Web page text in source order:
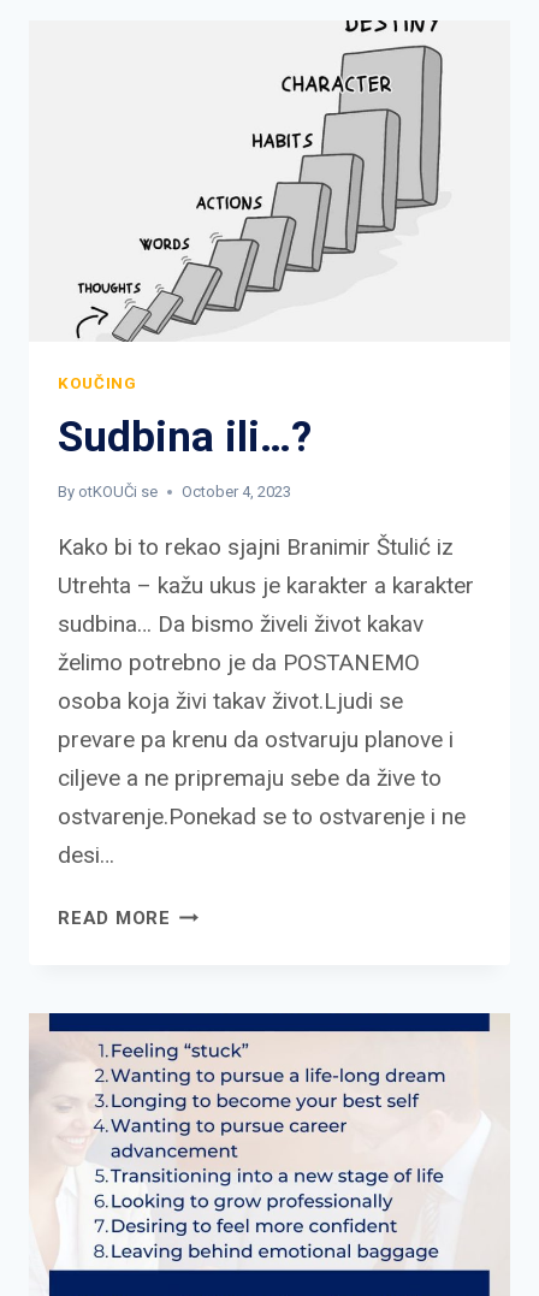
KOUČING
Sudbina ili…?
By otKOUČi se October 4, 2023
Kako bi to rekao sjajni Branimir Štulić iz
Utrehta – kažu ukus je karakter a karakter
sudbina… Da bismo živeli život kakav
želimo potrebno je da POSTANEMO
osoba koja živi takav život.Ljudi se
prevare pa krenu da ostvaruju planove i
ciljeve a ne pripremaju sebe da žive to
ostvarenje.Ponekad se to ostvarenje i ne
desi…
READ MORE SUDBINA